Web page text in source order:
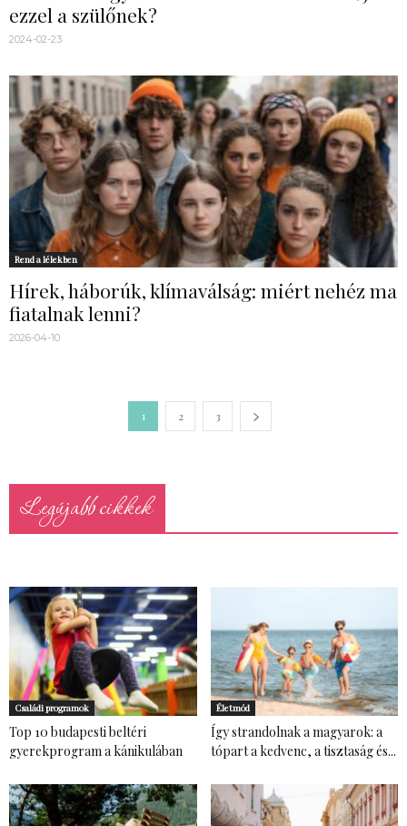
ezzel a szülőnek?
2024-02-23
Rend a lélekben
Hírek, háborúk, klímaválság: miért nehéz ma
fiatalnak lenni?
2026-04-10
1 2 3
Legújabb cikkek
Családi programok
Top 10 budapesti beltéri
gyerekprogram a kánikulában
Életmód
Így strandolnak a magyarok: a
tópart a kedvenc, a tisztaság és...